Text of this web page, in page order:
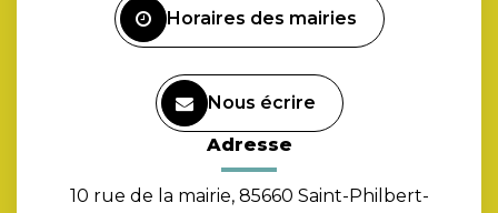
Horaires des mairies
Nous écrire
Adresse
10 rue de la mairie, 85660 Saint-Philbert-